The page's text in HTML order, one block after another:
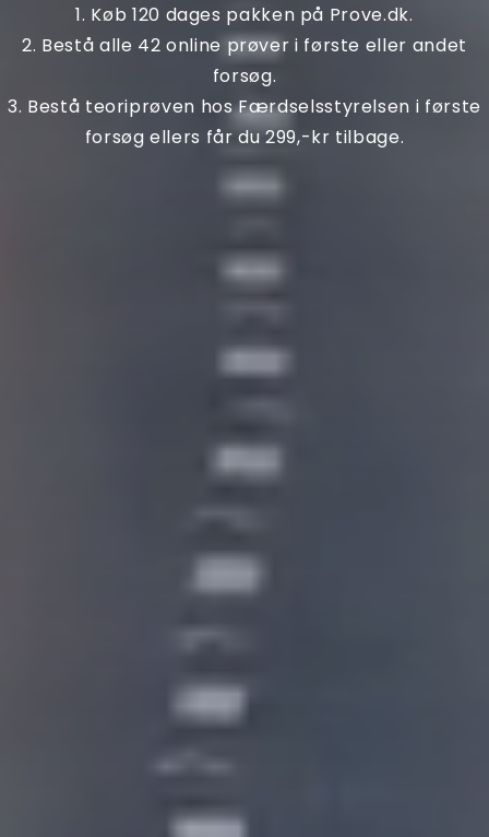
1. Køb 120 dages pakken på Prove.dk.
2. Bestå alle 42 online prøver i første eller andet
forsøg.
3. Bestå teoriprøven hos Færdselsstyrelsen i første
forsøg ellers får du 299,-kr tilbage.